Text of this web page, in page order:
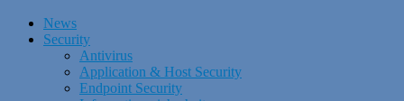
News
Security
Antivirus
Application & Host Security
Endpoint Security